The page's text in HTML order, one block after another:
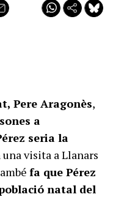
Pere Aragonès,
a
seria la
una visita a Llanars
fa que Pérez
natal del